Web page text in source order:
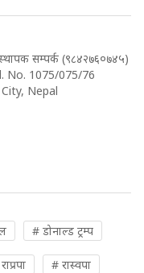
सम्पर्क (९८४२७६०७४५)
No. 1075/075/76
Nepal
# डोनाल्ड ट्रम्प
# रास्वपा